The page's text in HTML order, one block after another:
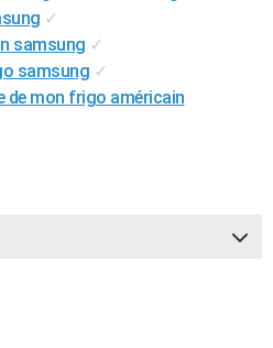
✓
samsung ✓
samsung ✓
de mon frigo américain